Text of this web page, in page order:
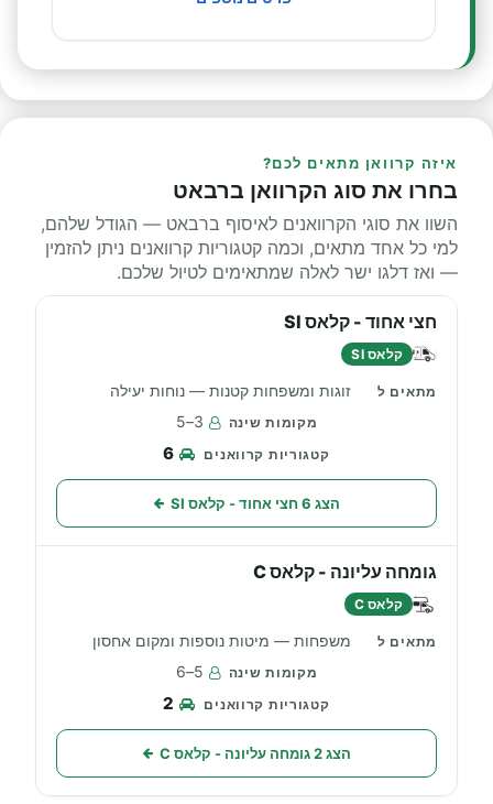
איזה קרוואן מתאים לכם?
בחרו את סוג הקרוואן ברבאט
השוו את סוגי הקרוואנים לאיסוף ברבאט — הגודל שלהם,
למי כל אחד מתאים, וכמה קטגוריות קרוואנים ניתן להזמין
— ואז דלגו ישר לאלה שמתאימים לטיול שלכם.
חצי אחוד - קלאס SI
קלאס SI
זוגות ומשפחות קטנות — נוחות יעילה
3–5
6
הצג 6 חצי אחוד - קלאס SI
גומחה עליונה - קלאס C
קלאס C
משפחות — מיטות נוספות ומקום אחסון
5–6
2
הצג 2 גומחה עליונה - קלאס C